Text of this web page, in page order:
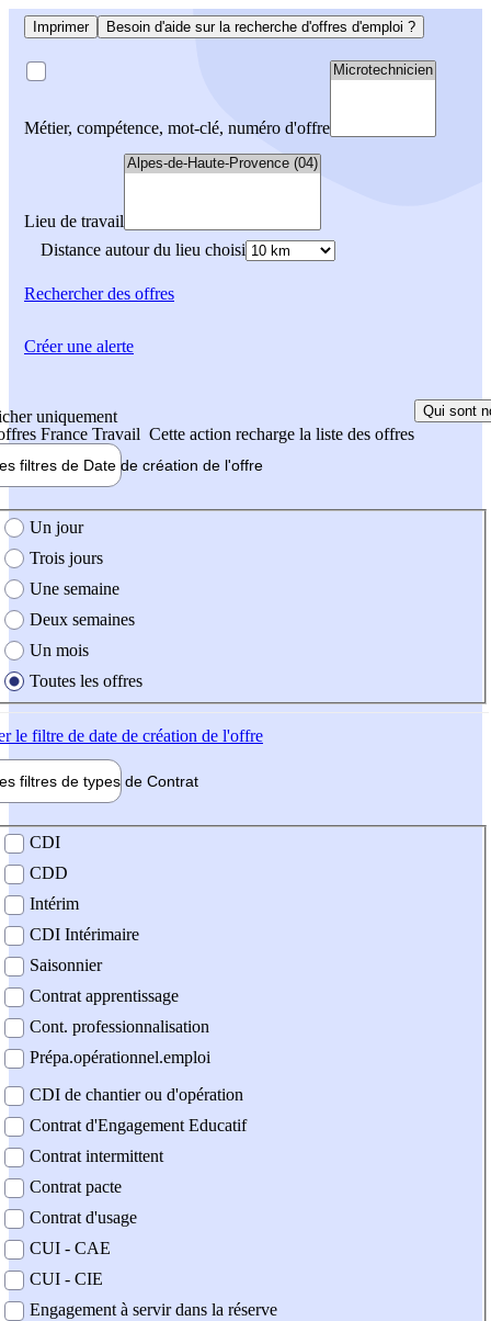
Imprimer Besoin d'aide sur la recherche d'offres d'emploi ?
Métier, compétence, mot-clé, numéro d'offre
Lieu de travail
Distance autour du lieu choisi
Rechercherdes offres
uniquement
France Travail Cette action recharge la liste des offres
Qui sont
filtres de Date de création de l'offre
création de l'offre
Un jour
Trois jours
Une semaine
Deux semaines
Un mois
Toutes les offres
le filtre de date de création de l'offre
filtres de types de Contrat
contrat
CDI
CDD
Intérim
CDI Intérimaire
Saisonnier
Contrat apprentissage
Cont. professionnalisation
Prépa.opérationnel.emploi
CDI de chantier ou d'opération
Contrat d'Engagement Educatif
Contrat intermittent
Contrat pacte
Contrat d'usage
CUI - CAE
CUI - CIE
Engagement à servir dans la réserve
Créer une alerte